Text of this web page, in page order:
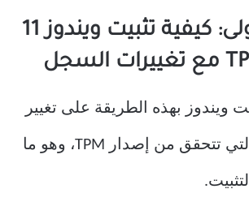
الطريقة الأولى: كيفية تثبيت ويندوز 11
ويندوز بهذه الطريقة على تغيير
ملفات السجل التي تتحقق من إصدار TPM، وهو ما